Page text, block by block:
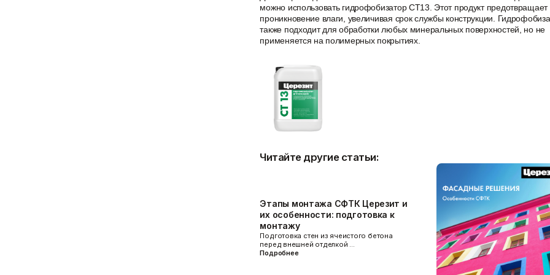
можно использовать гидрофобизатор CT13. Этот продукт предотвращает
проникновение влаги, увеличивая срок службы конструкции.
также подходит для обработки любых минеральных поверхностей, но не
применяется на полимерных покрытиях.
Читайте другие статьи:
Этапы монтажа СФТК Церезит и
их особенности: подготовка к
монтажу
Подготовка стен из ячеистого бетона
перед внешней отделкой …
Подробнее